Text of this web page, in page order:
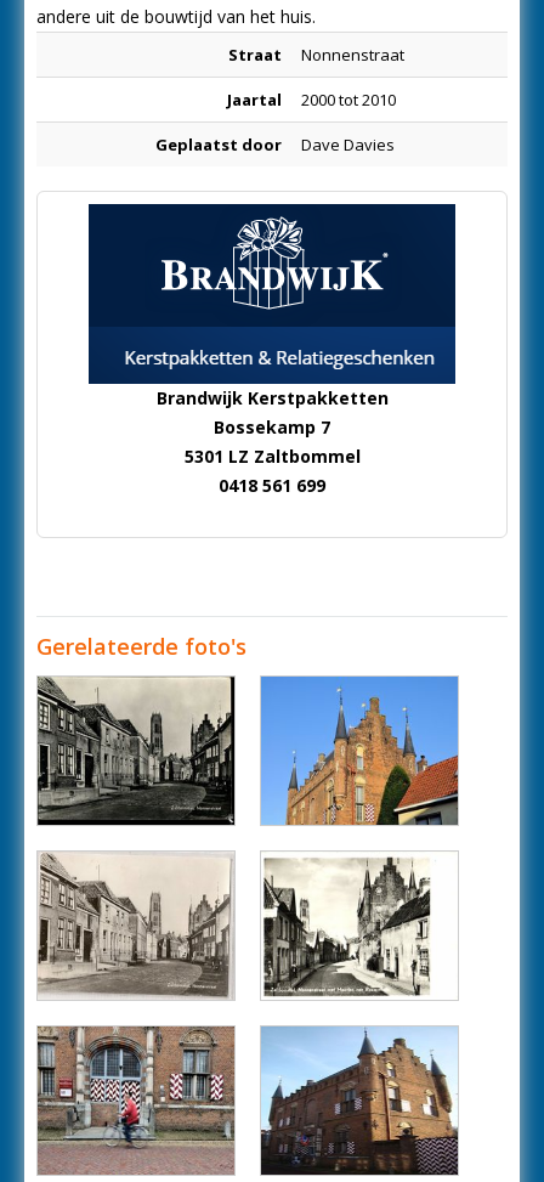
andere uit de bouwtijd van het huis.
Straat Nonnenstraat
Jaartal 2000 tot 2010
Geplaatst door Dave Davies
Brandwijk Kerstpakketten
Bossekamp 7
5301 LZ Zaltbommel
0418 561 699
Gerelateerde foto's